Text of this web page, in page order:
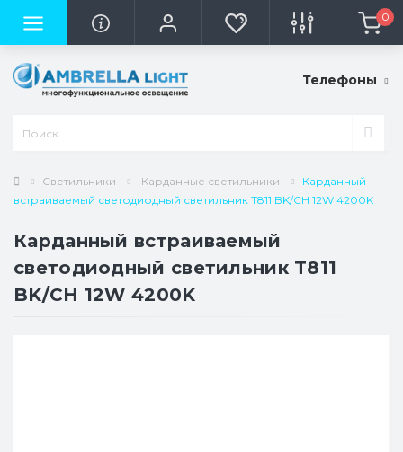
0
Телефоны
Светильники Карданные светильники
Карданный
встраиваемый светодиодный светильник T811 BK/CH 12W 4200K
Карданный встраиваемый
светодиодный светильник T811
BK/CH 12W 4200K